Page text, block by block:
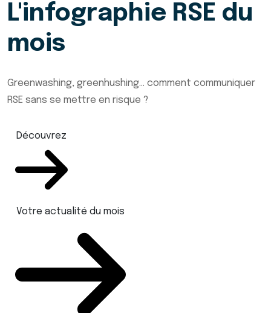
L'infographie RSE du
mois
Greenwashing, greenhushing… comment communiquer
RSE sans se mettre en risque ?
Découvrez
Votre actualité du mois